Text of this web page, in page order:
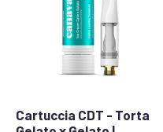
Cartuccia CDT - Torta